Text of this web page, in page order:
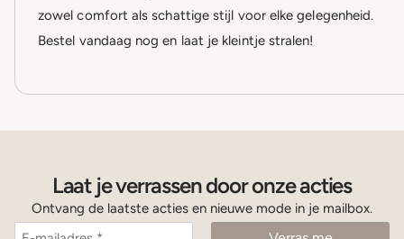
zowel comfort als schattige stijl voor elke gelegenheid.
Bestel vandaag nog en laat je kleintje stralen!
Laat je verrassen door onze acties
Ontvang de laatste acties en nieuwe mode in je mailbox.